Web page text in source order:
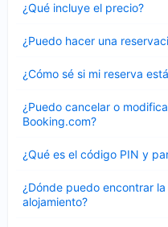
¿Qué incluye el precio?
cerrado
¿Puedo hacer una
cerrado
¿Cómo sé si mi reserva
cerrado
¿Puedo cancelar o
Booking.com?
cerrado
¿Qué es el código PIN y
cerrado
¿Dónde puedo encontrar
alojamiento?
cerrado